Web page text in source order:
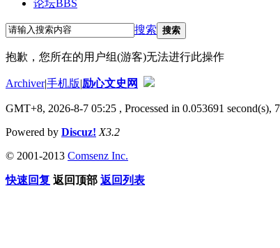
论坛BBS
搜索 搜索
抱歉，您所在的用户组(游客)无法进行此操作
Archiver|手机版|励心文史网
GMT+8, 2026-8-7 05:25 , Processed in 0.053691 second(s),
Powered by Discuz! X3.2
© 2001-2013 Comsenz Inc.
快速回复 返回顶部 返回列表